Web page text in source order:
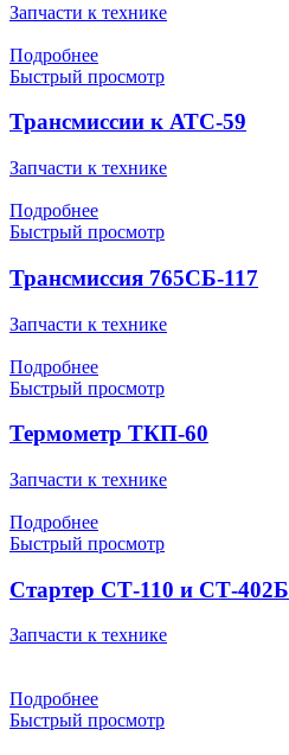
Запчасти к технике
Подробнее
Быстрый просмотр
Трансмиссии к АТС-59
Запчасти к технике
Подробнее
Быстрый просмотр
Трансмиссия 765СБ-117
Запчасти к технике
Подробнее
Быстрый просмотр
Термометр ТКП-60
Запчасти к технике
Подробнее
Быстрый просмотр
Стартер СТ-110 и СТ-402Б
Запчасти к технике
Подробнее
Быстрый просмотр